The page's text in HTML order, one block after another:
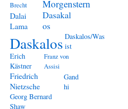
Brecht
Morgenstern
Dalai
Lama
Dasakal
os
Daskalos Daskalos/Was
ist
Erich
Kästner
Franz von
Assisi
Friedrich
Nietzsche
Gand
hi
Georg Bernard
Shaw